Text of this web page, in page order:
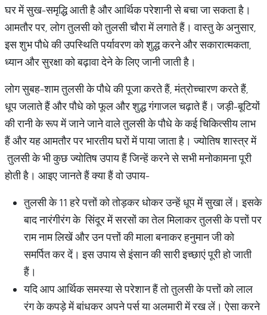
घर में सुख-समृद्धि आती है और आर्थिक परेशानी से बचा जा सकता है।
आमतौर पर, लोग तुलसी को तुलसी चौरा में लगाते हैं। वास्तु के अनुसार,
इस शुभ पौधे की उपस्थिति पर्यावरण को शुद्ध करने और सकारात्मकता,
ध्यान और सुरक्षा को बढ़ावा देने के लिए जानी जाती है।
लोग सुबह-शाम तुलसी के पौधे की पूजा करते हैं, मंत्रोच्चारण करते हैं,
धूप जलाते हैं और पौधे को फूल और शुद्ध गंगाजल चढ़ाते हैं। जड़ी-बूटियों
की रानी के रूप में जाने जाने वाले तुलसी के पौधे के कई चिकित्सीय लाभ
हैं और यह आमतौर पर भारतीय घरों में पाया जाता है। ज्योतिष शास्त्र में
तुलसी के भी कुछ ज्योतिष उपाय हैं जिन्हें करने से सभी मनोकामना पूरी
होती है। आइए जानते हैं क्या हैं वो उपाय-
तुलसी के 11 हरे पत्तों को तोड़कर धोकर उन्हें धूप में सुखा लें। इसके
बाद नारंगीरंग के सिंदूर में सरसों का तेल मिलाकर तुलसी के पत्तों पर
राम नाम लिखें और उन पत्तों की माला बनाकर हनुमान जी को
समर्पित कर दें। इस उपाय से इंसान की सारी इच्छाएं पूरी हो जाती
हैं।
यदि आप आर्थिक समस्या से परेशान हैं तो तुलसी के पत्तों को लाल
रंग के कपड़े में बांधकर अपने पर्स या अलमारी में रख लें। ऐसा करने